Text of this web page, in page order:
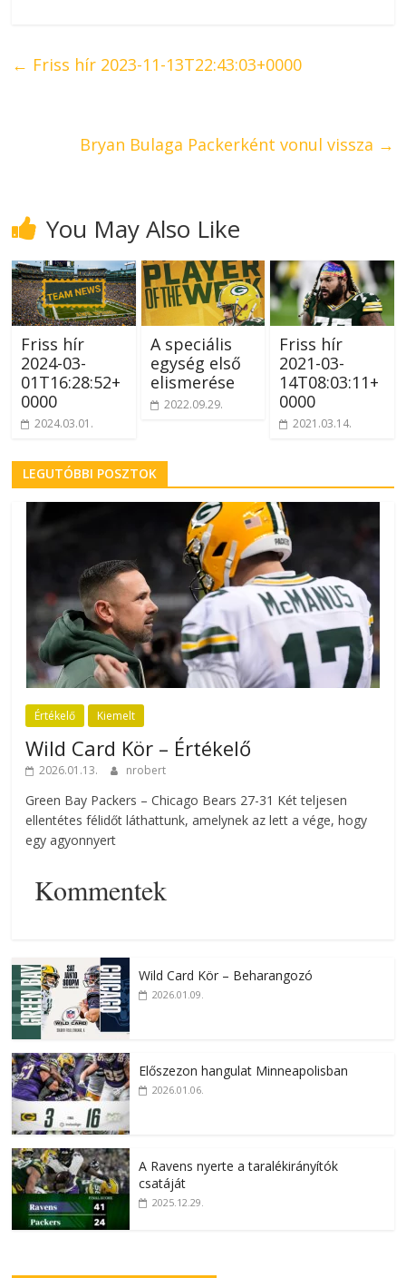
← Friss hír 2023-11-13T22:43:03+0000
Bryan Bulaga Packerként vonul vissza →
You May Also Like
Friss hír
2024-03-
01T16:28:52+
0000
2024.03.01.
A speciális
egység első
elismerése
2022.09.29.
Friss hír
2021-03-
14T08:03:11+
0000
2021.03.14.
LEGUTÓBBI POSZTOK
Értékelő Kiemelt
Wild Card Kör – Értékelő
2026.01.13. nrobert
Green Bay Packers – Chicago Bears 27-31 Két teljesen
ellentétes félidőt láthattunk, amelynek az lett a vége, hogy
egy agyonnyert
Kommentek
Wild Card Kör – Beharangozó
2026.01.09.
Előszezon hangulat Minneapolisban
2026.01.06.
A Ravens nyerte a taralékirányítók
csatáját
2025.12.29.